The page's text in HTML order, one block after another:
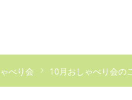
べり会 10月おしゃべり会の